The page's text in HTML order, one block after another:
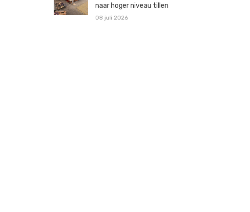
naar hoger niveau tillen
08 juli 2026